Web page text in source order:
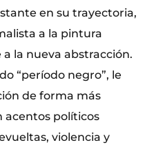
en su trayectoria,
a la pintura
la nueva abstracción.
“período negro”, le
de forma más
políticos
violencia y